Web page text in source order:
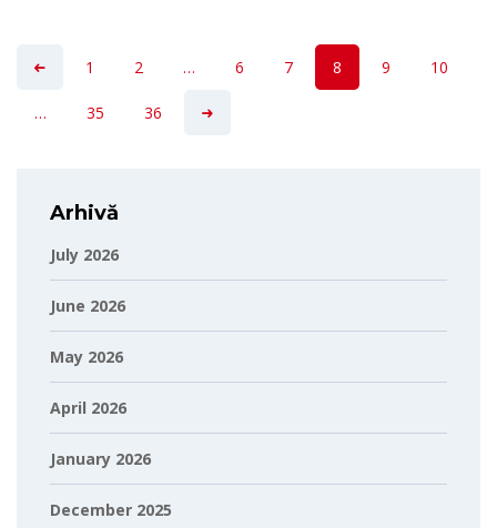
1 2 … 6 7 8 9 10
… 35 36
Arhivă
July 2026
June 2026
May 2026
April 2026
January 2026
December 2025